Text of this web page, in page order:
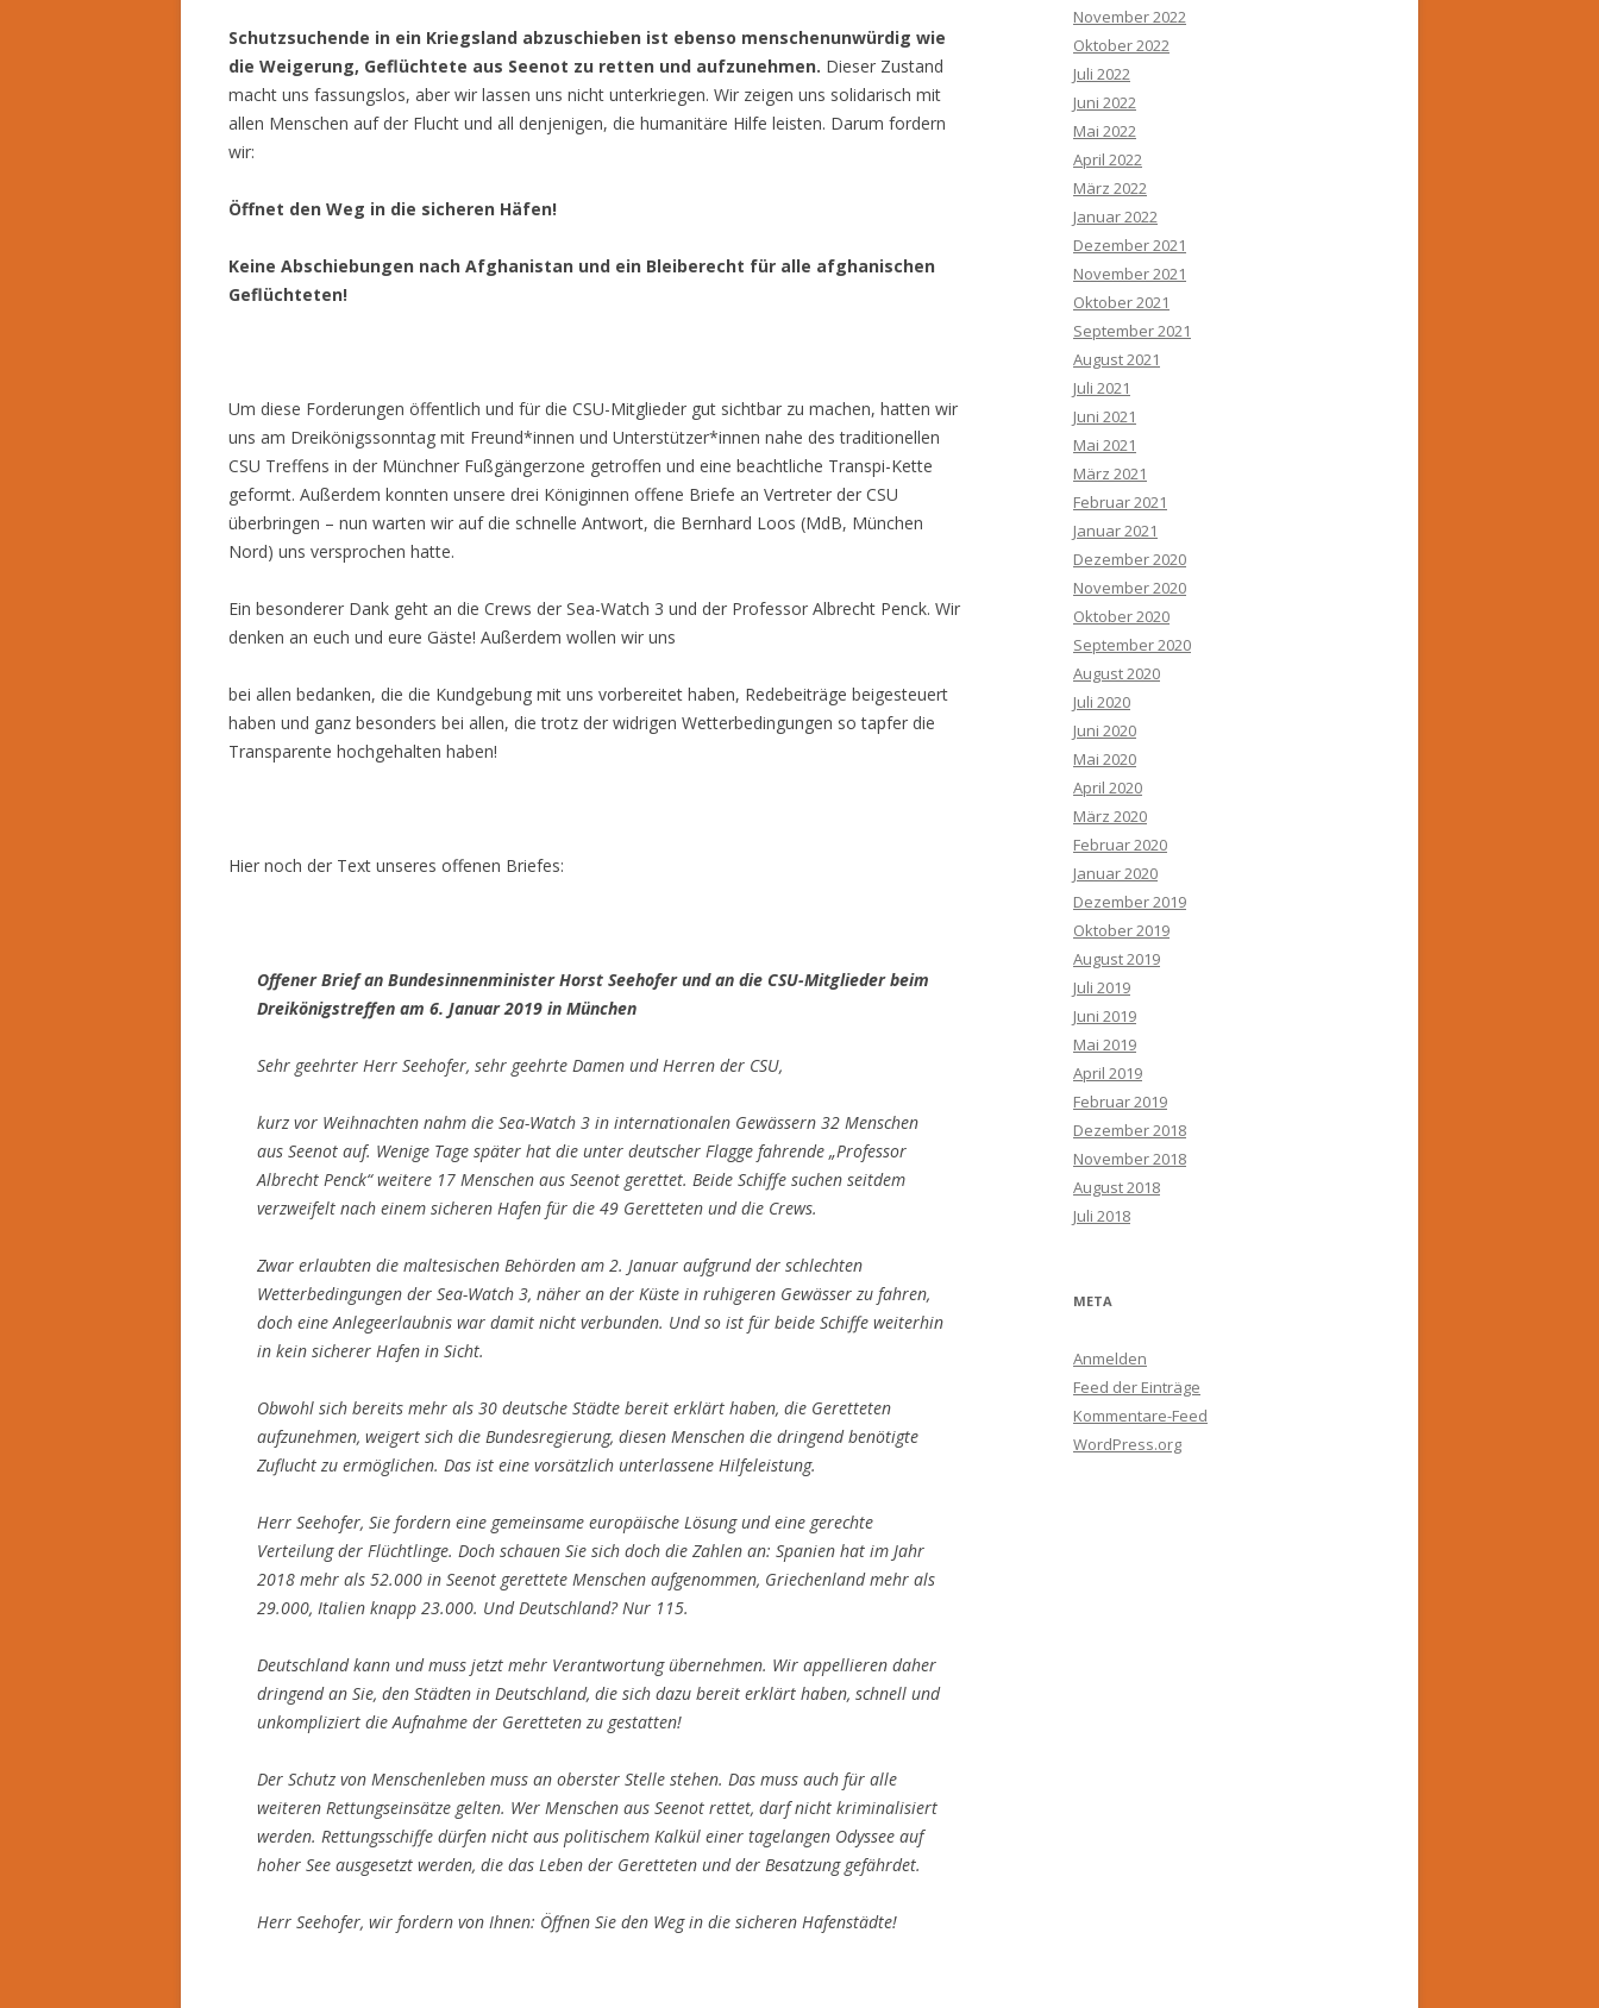
Schutzsuchende in ein Kriegsland abzuschieben ist ebenso menschenunwürdig wie
die Weigerung, Geflüchtete aus Seenot zu retten und aufzunehmen. Dieser Zustand
macht uns fassungslos, aber wir lassen uns nicht unterkriegen. Wir zeigen uns solidarisch mit
allen Menschen auf der Flucht und all denjenigen, die humanitäre Hilfe leisten. Darum fordern
wir:
Öffnet den Weg in die sicheren Häfen!
Keine Abschiebungen nach Afghanistan und ein Bleiberecht für alle afghanischen
Geflüchteten!
Um diese Forderungen öffentlich und für die CSU-Mitglieder gut sichtbar zu machen, hatten wir
uns am Dreikönigssonntag mit Freund*innen und Unterstützer*innen nahe des traditionellen
CSU Treffens in der Münchner Fußgängerzone getroffen und eine beachtliche Transpi-Kette
geformt. Außerdem konnten unsere drei Königinnen offene Briefe an Vertreter der CSU
überbringen – nun warten wir auf die schnelle Antwort, die Bernhard Loos (MdB, München
Nord) uns versprochen hatte.
Ein besonderer Dank geht an die Crews der Sea-Watch 3 und der Professor Albrecht Penck. Wir
denken an euch und eure Gäste! Außerdem wollen wir uns
bei allen bedanken, die die Kundgebung mit uns vorbereitet haben, Redebeiträge beigesteuert
haben und ganz besonders bei allen, die trotz der widrigen Wetterbedingungen so tapfer die
Transparente hochgehalten haben!
Hier noch der Text unseres offenen Briefes:
Offener Brief an Bundesinnenminister Horst Seehofer und an die CSU-Mitglieder beim
Dreikönigstreffen am 6. Januar 2019 in München
Sehr geehrter Herr Seehofer, sehr geehrte Damen und Herren der CSU,
kurz vor Weihnachten nahm die Sea-Watch 3 in internationalen Gewässern 32 Menschen
aus Seenot auf. Wenige Tage später hat die unter deutscher Flagge fahrende „Professor
Albrecht Penck“ weitere 17 Menschen aus Seenot gerettet. Beide Schiffe suchen seitdem
verzweifelt nach einem sicheren Hafen für die 49 Geretteten und die Crews.
Zwar erlaubten die maltesischen Behörden am 2. Januar aufgrund der schlechten
Wetterbedingungen der Sea-Watch 3, näher an der Küste in ruhigeren Gewässer zu fahren,
doch eine Anlegeerlaubnis war damit nicht verbunden. Und so ist für beide Schiffe weiterhin
in kein sicherer Hafen in Sicht.
Obwohl sich bereits mehr als 30 deutsche Städte bereit erklärt haben, die Geretteten
aufzunehmen, weigert sich die Bundesregierung, diesen Menschen die dringend benötigte
Zuflucht zu ermöglichen. Das ist eine vorsätzlich unterlassene Hilfeleistung.
Herr Seehofer, Sie fordern eine gemeinsame europäische Lösung und eine gerechte
Verteilung der Flüchtlinge. Doch schauen Sie sich doch die Zahlen an: Spanien hat im Jahr
2018 mehr als 52.000 in Seenot gerettete Menschen aufgenommen, Griechenland mehr als
29.000, Italien knapp 23.000. Und Deutschland? Nur 115.
Deutschland kann und muss jetzt mehr Verantwortung übernehmen. Wir appellieren daher
dringend an Sie, den Städten in Deutschland, die sich dazu bereit erklärt haben, schnell und
unkompliziert die Aufnahme der Geretteten zu gestatten!
Der Schutz von Menschenleben muss an oberster Stelle stehen. Das muss auch für alle
weiteren Rettungseinsätze gelten. Wer Menschen aus Seenot rettet, darf nicht kriminalisiert
werden. Rettungsschiffe dürfen nicht aus politischem Kalkül einer tagelangen Odyssee auf
hoher See ausgesetzt werden, die das Leben der Geretteten und der Besatzung gefährdet.
Herr Seehofer, wir fordern von Ihnen: Öffnen Sie den Weg in die sicheren Hafenstädte!
November 2022
Oktober 2022
Juli 2022
Juni 2022
Mai 2022
April 2022
März 2022
Januar 2022
Dezember 2021
November 2021
Oktober 2021
September 2021
August 2021
Juli 2021
Juni 2021
Mai 2021
März 2021
Februar 2021
Januar 2021
Dezember 2020
November 2020
Oktober 2020
September 2020
August 2020
Juli 2020
Juni 2020
Mai 2020
April 2020
März 2020
Februar 2020
Januar 2020
Dezember 2019
Oktober 2019
August 2019
Juli 2019
Juni 2019
Mai 2019
April 2019
Februar 2019
Dezember 2018
November 2018
August 2018
Juli 2018
META
Anmelden
Feed der Einträge
Kommentare-Feed
WordPress.org